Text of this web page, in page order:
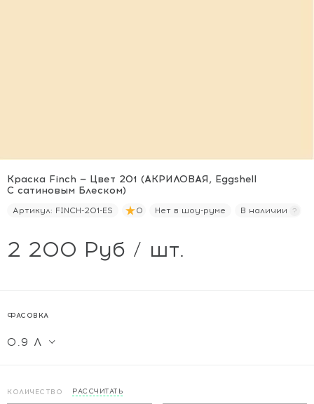
Краска Finch — Цвет 201 (АКРИЛОВАЯ, Eggshell
С сатиновым Блеском)
Артикул: FINCH-201-ES 0 Нет в шоу-руме В наличии
2 200 Руб / шт.
ФАСОВКА
КОЛИЧЕСТВО РАССЧИТАТЬ